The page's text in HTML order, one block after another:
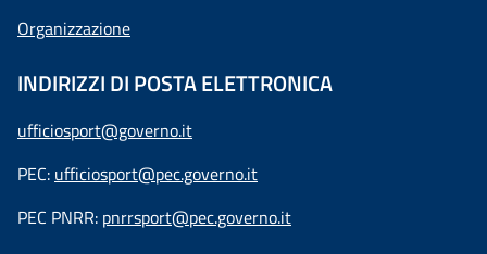
Organizzazione
INDIRIZZI DI POSTA ELETTRONICA
ufficiosport@governo.it
PEC: ufficiosport@pec.governo.it
PEC PNRR: pnrrsport@pec.governo.it